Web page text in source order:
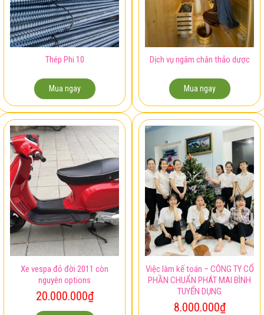
Thép Phi 10
Mua ngay
Dịch vụ ngâm chân thảo dược
Mua ngay
Xe vespa đỏ đời 2011 còn
nguyên options
20.000.000₫
Việc làm kế toán – CÔNG TY CỔ
PHẦN CHUẨN PHÁT MAI BÌNH
TUYỂN DỤNG
8.000.000₫